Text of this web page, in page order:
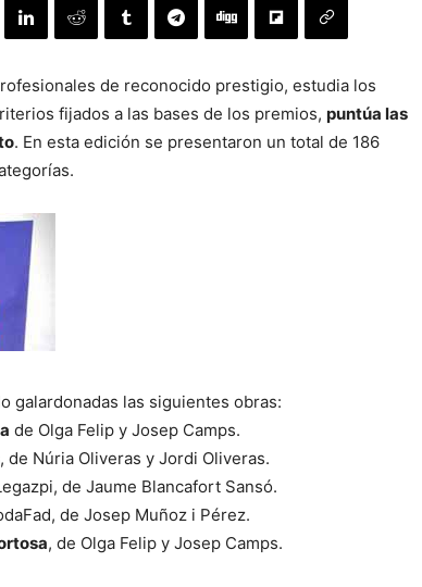
de reconocido prestigio, estudia los
fijados a las bases de los premios, puntúa las
. En esta edición se presentaron un total de 186
galardonadas las siguientes obras:
de Olga Felip y Josep Camps.
, de Núria Oliveras y Jordi Oliveras.
de Jaume Blancafort Sansó.
de Josep Muñoz i Pérez.
, de Olga Felip y Josep Camps.